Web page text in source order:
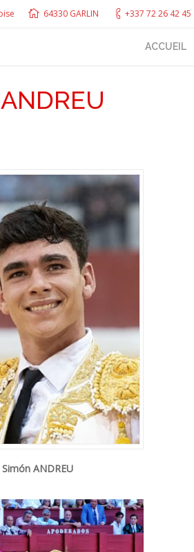
64330 GARLIN +337 72 26 42 45
ACCUEIL
Simón ANDREU